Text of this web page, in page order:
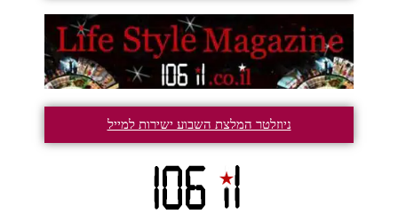
ניוזלטר המלצת השבוע ישירות למייל